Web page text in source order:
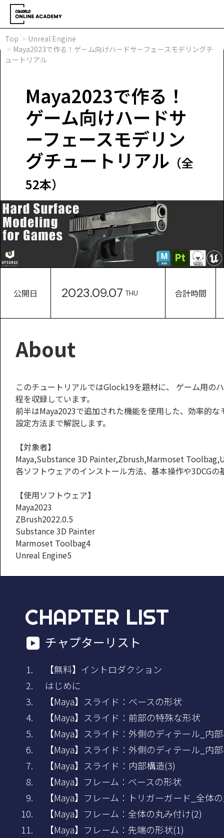
Top
Unreal Engine
Maya2023で作る！ゲーム向けハードサーフェースモデリングチ
ュートリアル
Maya2023で作る！
ゲーム向けハードサ
ーフェースモデリン
グチュートリアル （全
52本）
公開日 2023.09.07 THU 合計時間
About
このチュートリアルではGlock19を題材に、 ゲーム用の
程を収録しています。
前半はMaya2023で追加された機能を使用した、効率的
設定方法まで解説します。
【対象者】
Maya,Substance 3D Painter,Zbrush,Marmoset
各ソフトウェアのインストール方法、基本操作や3DCG
【使用ソフトウェア】
Maya2023
ZBrush2022.0.5
Substance 3D Painter
Marmoset Toolbag4
Unreal Engine5
CHAPTER LIST
チャプターリスト
【無料】イントロダクション
はじめに
【Maya】スライド：ベースの形状
【Maya】スライド：前部の特殊な形状
【Maya】スライド：外側のディテール_内
【Maya】スライド：外側のディテール_内
【Maya】スライド：内部構造(3)
【Maya】フレーム：ベースの形状
【Maya】フレーム：トリガーガード_全体
【Maya】フレーム：全体の丸み付け(2)
【Maya】フレーム：先端の形状(1)